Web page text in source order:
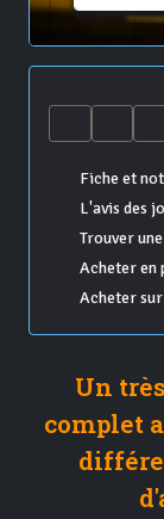
Fiche et
L'avis des
Trouver
Acheter en
Acheter
Un
complet